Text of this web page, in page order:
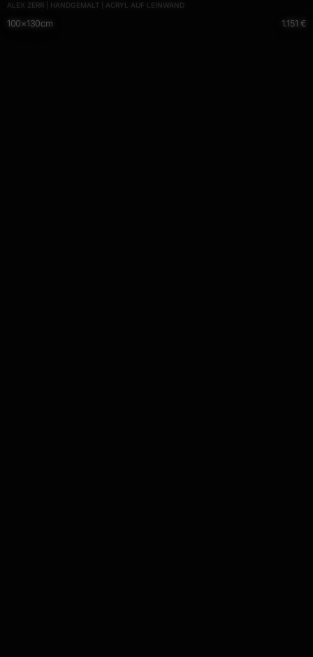
zeitgenössisch rot weiß
ALEX ZERR | HANDGEMALT | ACRYL AUF LEINWAND
100×130cm 1.151 €